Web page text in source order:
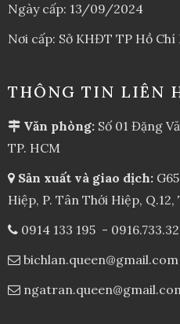
Ngày cấp: 13/09/2024
Nơi cấp: Sở KHĐT TP Hồ Chí
THÔNG TIN LIÊN
Văn phòng: Số 01 Đặng
TP. HCM
Sản xuất và giao dịch:
Hiệp, P. Tân Thới Hiệp, Q.12,
0914 133 195 -
bichlan.queen@gmail.com